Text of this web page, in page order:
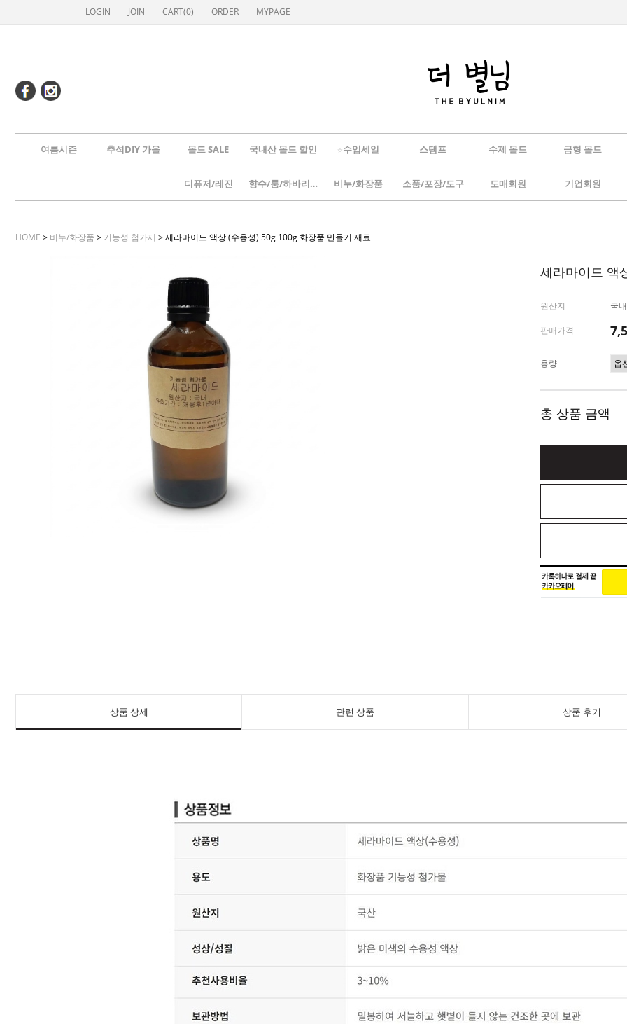
LOGIN JOIN CART(0) ORDER MYPAGE
여름시즌 추석DIY 가을 몰드 SALE 국내산 몰드 할인 ☆수입세일 스탬프 수제 몰드 금형 몰드
디퓨저/레진 향수/룸/하바리움 비누/화장품 소품/포장/도구 도매회원 기업회원
HOME > 비누/화장품 > 기능성 첨가제 > 세라마이드 액상 (수용성) 50g 100g 화장품 만들기 재료
세라마이드 액
원산지 국내
판매가격
용량
총 상품 금액
상품 상세 관련 상품 상품 후기